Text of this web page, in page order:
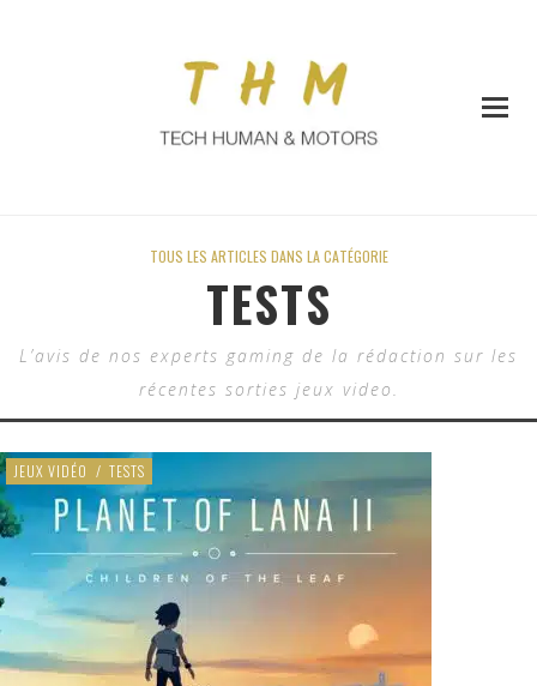
TOUS LES ARTICLES DANS LA CATÉGORIE
TESTS
L’avis de nos experts gaming de la rédaction sur les
récentes sorties jeux video.
JEUX VIDÉO / TESTS